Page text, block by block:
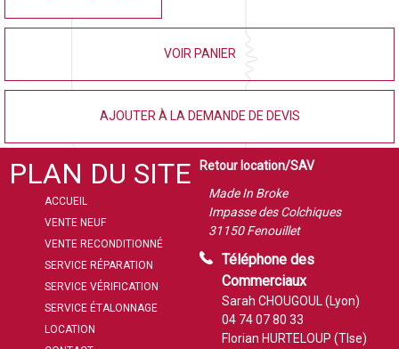
VOIR PANIER
AJOUTER À LA DEMANDE DE DEVIS
PLAN DU SITE
ACCUEIL
VENTE NEUF
VENTE RECONDITIONNÉ
SERVICE RÉPARATION
SERVICE VÉRIFICATION
SERVICE ÉTALONNAGE
LOCATION
Retour location/SAV
Made In Broke
Impasse des Colchiques
31150 Fenouillet
Téléphone des
Commerciaux
Sarah CHOUGOUL (Lyon)
04 74 07 80 33
Florian HURTELOUP (Tlse)